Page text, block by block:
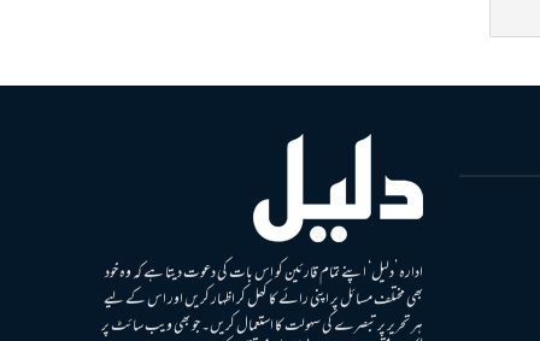
ادارہ ’دلیل‘ اپنے تمام قارئین کو اس بات کی دعوت دیتا ہے کہ وہ خود
بھی مختلف مسائل پر اپنی رائے کا کھل کر اظہار کریں اور اس کے لیے
ہر تحریر پر تبصرے کی سہولت کا استعمال کریں۔ جو بھی ویب سائٹ پر